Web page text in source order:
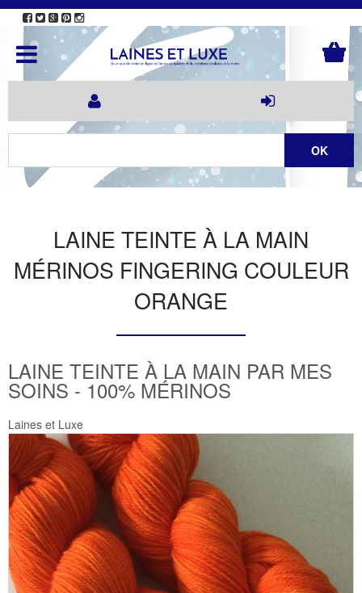
LAINE TEINTE À LA MAIN
MÉRINOS FINGERING COULEUR
ORANGE
LAINE TEINTE À LA MAIN PAR MES
SOINS - 100% MÉRINOS
Laines et Luxe